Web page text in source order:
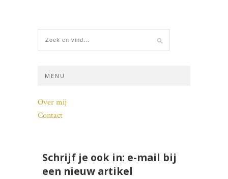
MENU
Over mij
Contact
Schrijf je ook in: e-mail bij
een nieuw artikel